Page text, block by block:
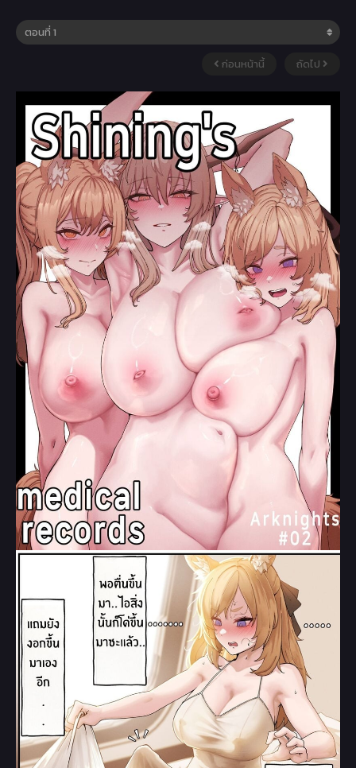
ก่อนหน้านี้ ถัดไป